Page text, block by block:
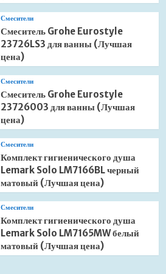
Смесители
Смеситель Grohe Eurostyle
23726LS3 для ванны (Лучшая
цена)
Смесители
Смеситель Grohe Eurostyle
23726003 для ванны (Лучшая
цена)
Смесители
Комплект гигиенического душа
Lemark Solo LM7166BL черный
матовый (Лучшая цена)
Смесители
Комплект гигиенического душа
Lemark Solo LM7165MW белый
матовый (Лучшая цена)